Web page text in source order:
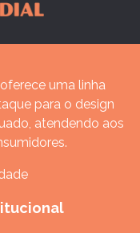
uma linha
para o design
atendendo aos